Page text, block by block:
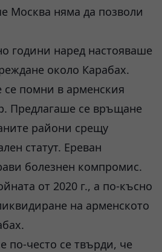
Москва няма да позволи
години наред настояваше
около Карабах.
се помни в арменския
Предлагаше се връщане
райони срещу
статут. Ереван
болезнен компромис.
от 2020 г., а по-късно
на арменското
по-често се твърди, че